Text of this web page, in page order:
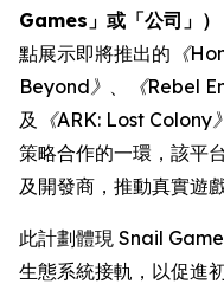
Games」或「公司」）
點展示即將推出的 《
Beyond》 、 《Rebel
及
《ARK: Lost Colony》
策略合作的一環，該平
及開發商，推動真實遊戲
此計劃體現 Snail
生態系統接軌，以促進